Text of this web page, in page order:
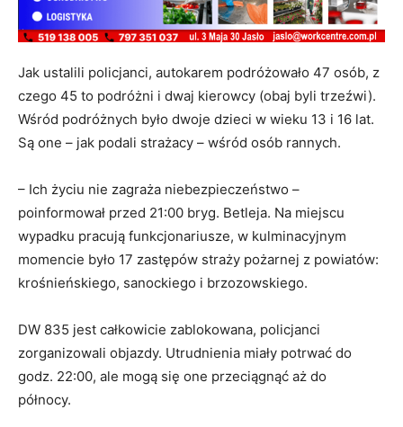
Jak ustalili policjanci, autokarem podróżowało 47 osób, z
czego 45 to podróżni i dwaj kierowcy (obaj byli trzeźwi).
Wśród podróżnych było dwoje dzieci w wieku 13 i 16 lat.
Są one – jak podali strażacy – wśród osób rannych.
– Ich życiu nie zagraża niebezpieczeństwo –
poinformował przed 21:00 bryg. Betleja. Na miejscu
wypadku pracują funkcjonariusze, w kulminacyjnym
momencie było 17 zastępów straży pożarnej z powiatów:
krośnieńskiego, sanockiego i brzozowskiego.
DW 835 jest całkowicie zablokowana, policjanci
zorganizowali objazdy. Utrudnienia miały potrwać do
godz. 22:00, ale mogą się one przeciągnąć aż do
północy.